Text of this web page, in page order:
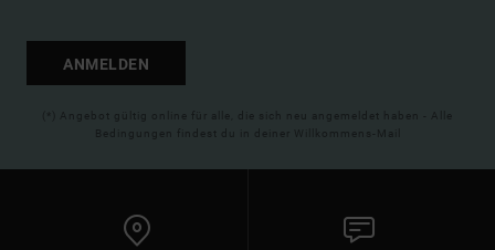
ANMELDEN
(*) Angebot gültig online für alle, die sich neu angemeldet haben - Alle
Bedingungen findest du in deiner Willkommens-Mail